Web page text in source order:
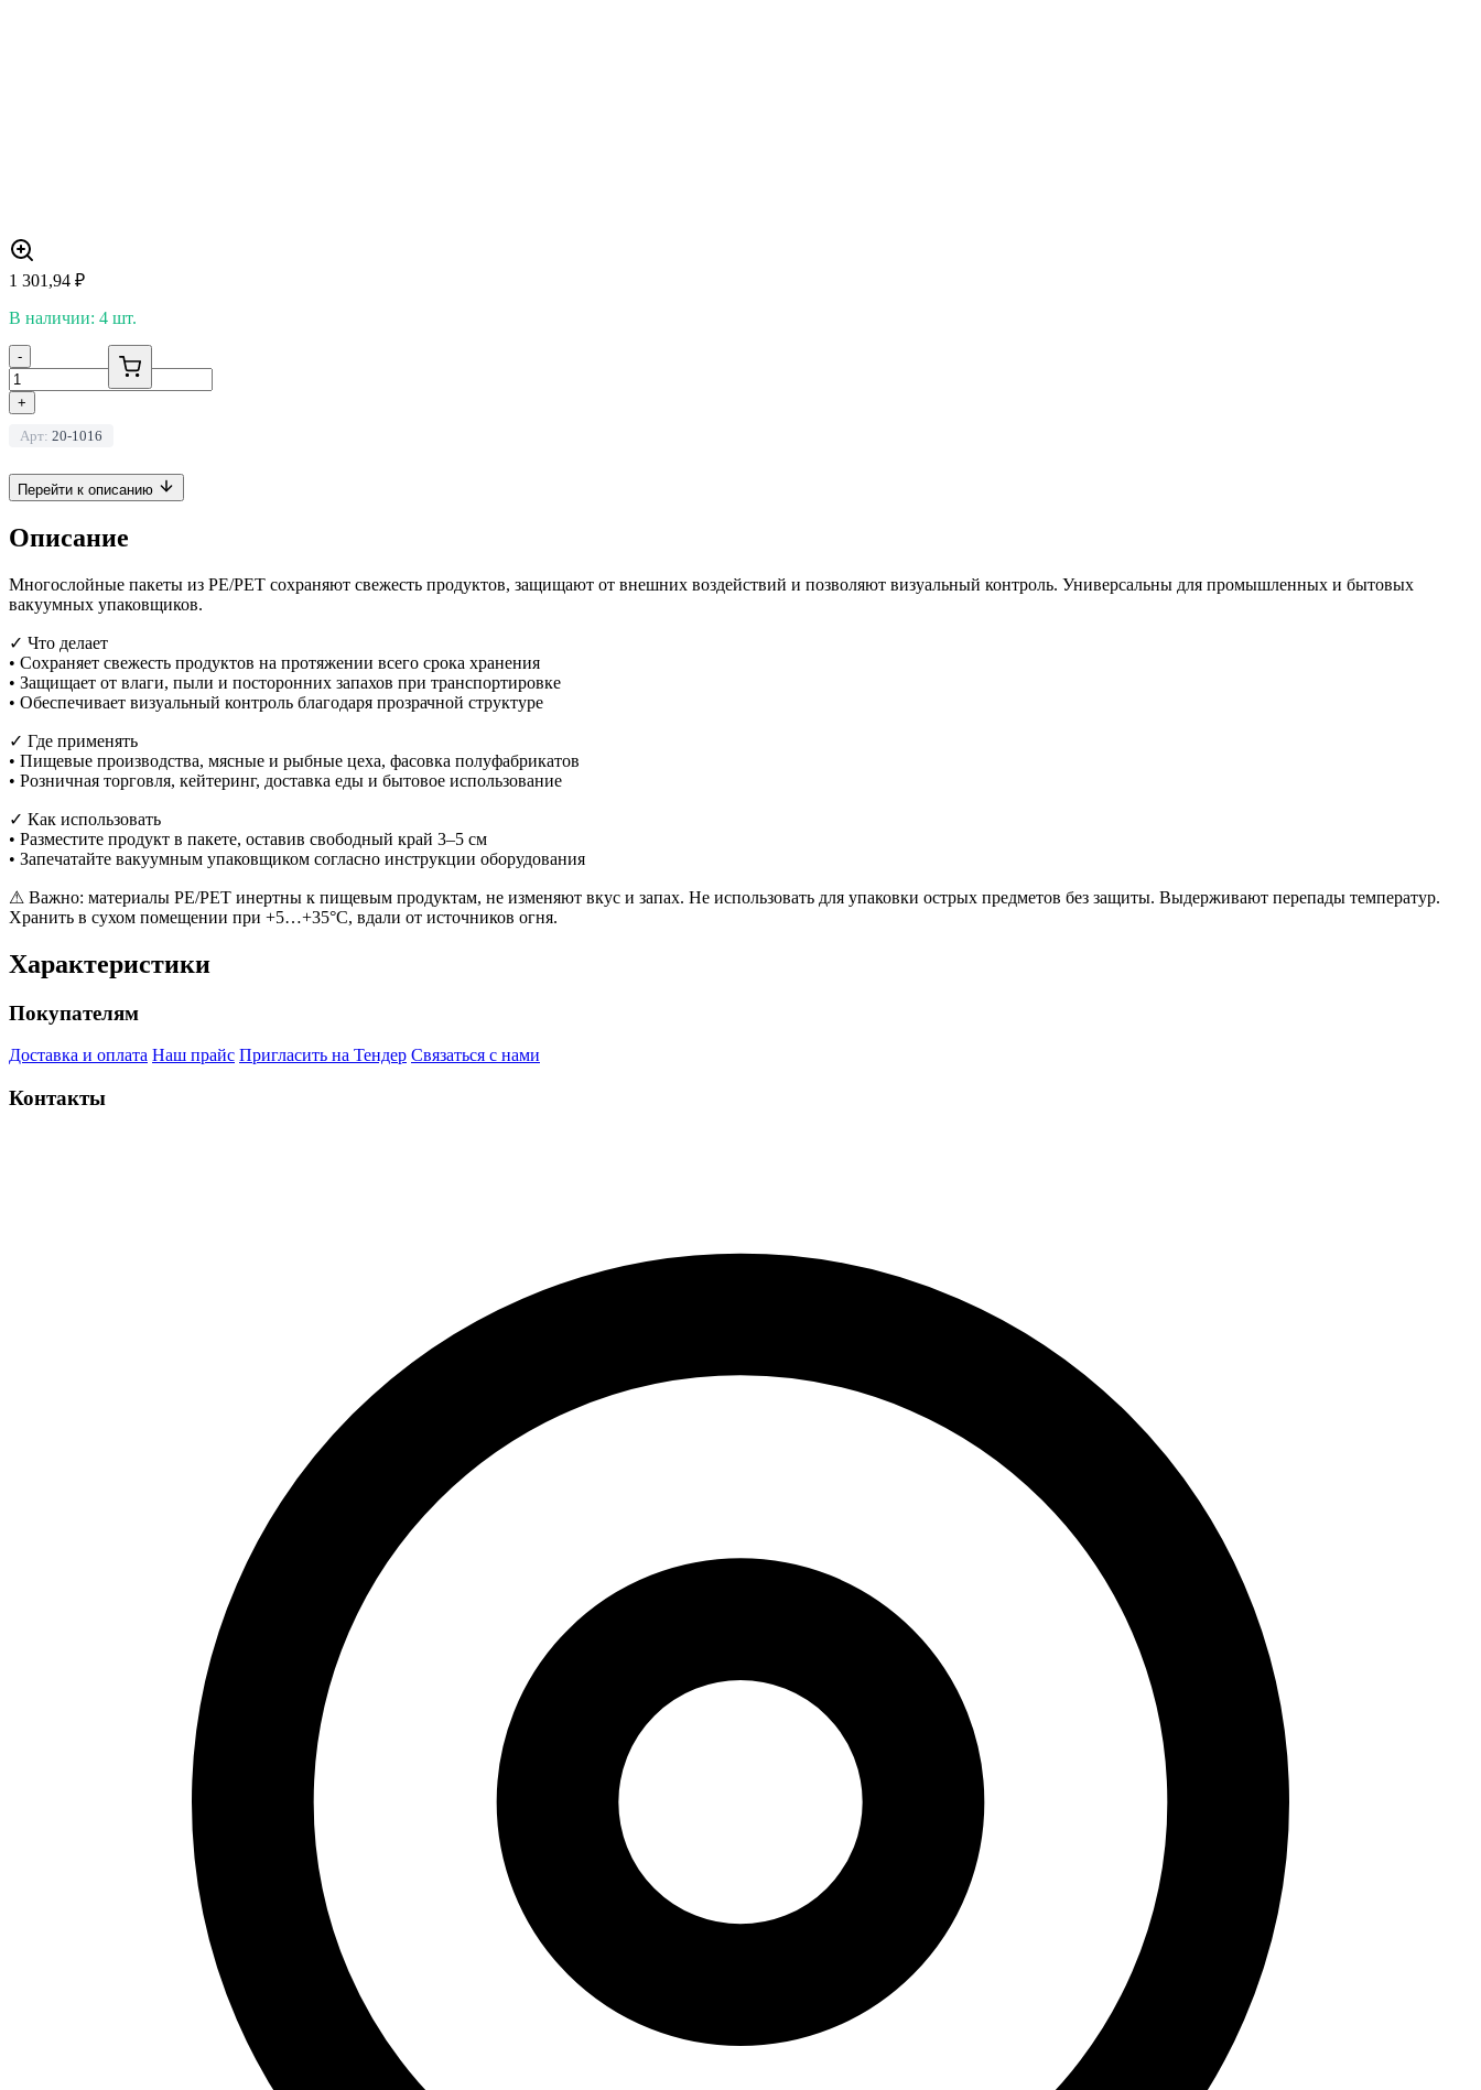
1 301,94 ₽
В наличии: 4 шт.
-
+
Арт: 20-1016
Перейти к описанию
Описание
Многослойные пакеты из PE/PET сохраняют свежесть продуктов, защищают от внешних воздействий и позволяют визуальный контроль. Универсальны для промышленных и бытовых
вакуумных упаковщиков.
✓ Что делает
• Сохраняет свежесть продуктов на протяжении всего срока хранения
• Защищает от влаги, пыли и посторонних запахов при транспортировке
• Обеспечивает визуальный контроль благодаря прозрачной структуре
✓ Где применять
• Пищевые производства, мясные и рыбные цеха, фасовка полуфабрикатов
• Розничная торговля, кейтеринг, доставка еды и бытовое использование
✓ Как использовать
• Разместите продукт в пакете, оставив свободный край 3–5 см
• Запечатайте вакуумным упаковщиком согласно инструкции оборудования
⚠ Важно: материалы PE/PET инертны к пищевым продуктам, не изменяют вкус и запах. Не использовать для упаковки острых предметов без защиты. Выдерживают перепады температур.
Хранить в сухом помещении при +5…+35°С, вдали от источников огня.
Характеристики
Покупателям
Доставка и оплата Наш прайс Пригласить на Тендер Связаться с нами
Контакты